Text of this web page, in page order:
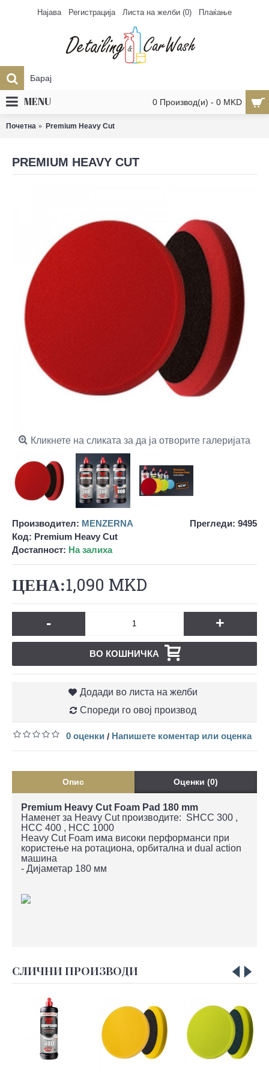
Најава Регистрација Листа на желби (0) Плаќање
0 Производ(и) - 0 MKD
MENU
Почетна Premium Heavy Cut
PREMIUM HEAVY CUT
Кликнете на сликата за да ја отворите галеријата
Прегледи: 9495
Производител: MENZERNA
Код: Premium Heavy Cut
Достапност: На залиха
1,090 MKD
- +
ВО КОШНИЧКА
Додади во листа на желби
Спореди го овој производ
0 оценки / Напишете коментар или оценка
Опис Оценки (0)
Premium Heavy Cut Foam Pad 180 mm
Наменет за Heavy Cut производите: SHCC 300 ,
HCC 400 , HCC 1000
Heavy Cut Foam има високи перформанси при
користење на ротациона, орбитална и dual action
машина
- Дијаметар 180 мм
СЛИЧНИ ПРОИЗВОДИ